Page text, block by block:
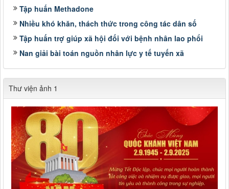
Tập huấn Methadone
Nhiều khó khăn, thách thức trong công tác dân số
Tập huấn trợ giúp xã hội đối với bệnh nhân lao phổi
Nan giải bài toán nguồn nhân lực y tế tuyến xã
Thư viện ảnh 1